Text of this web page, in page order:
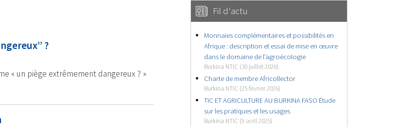
?
« un piège extrêmement dangereux ? »
Fil d'actu
Monnaies complémentaires et possibilités en
Afrique : description et essai de mise en œuvre
dans le domaine de l’agroécologie
Burkina NTIC (30 juillet 2026)
Charte de membre Africollector
Burkina NTIC (25 février 2026)
TIC ET AGRICULTURE AU BURKINA FASO Étude
sur les pratiques et les usages
Burkina NTIC (9 avril 2025)